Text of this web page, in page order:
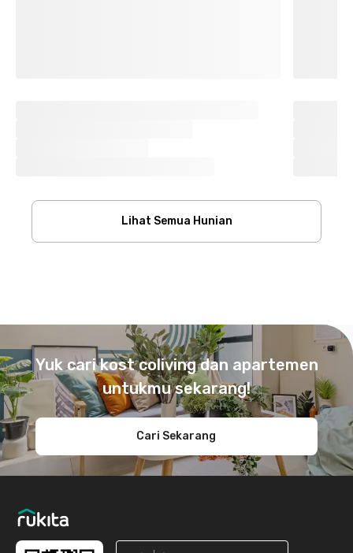
Lihat Semua Hunian
Yuk cari kost coliving dan apartemen
untukmu sekarang!
Cari Sekarang